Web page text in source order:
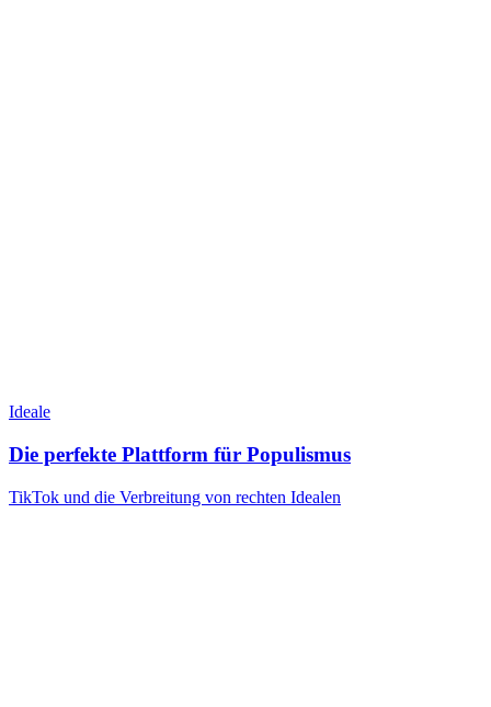
Ideale
Die perfekte Plattform für Populismus
TikTok und die Verbreitung von rechten Idealen